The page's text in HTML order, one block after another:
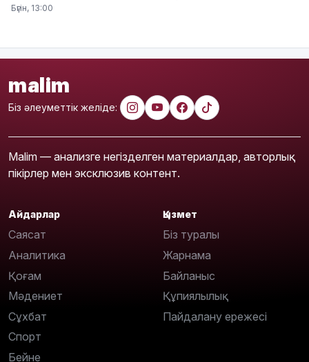
Бүгін, 13:00
malim
Біз әлеуметтік желіде:
Malim — анализге негізделген материалдар, авторлық
пікірлер мен эксклюзив контент.
Айдарлар
Саясат
Аналитика
Қоғам
Мәдениет
Сұхбат
Спорт
Бейне
Қызмет
Біз туралы
Жарнама
Байланыс
Құпиялылық
Пайдалану ережесі